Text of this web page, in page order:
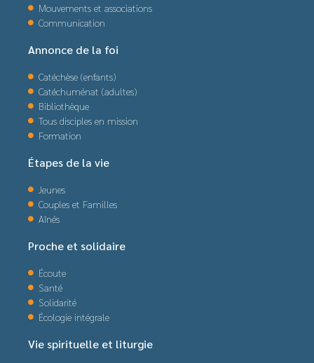
Mouvements et associations
Communication
Annonce de la foi
Catéchèse (enfants)
Catéchuménat (adultes)
Bibliothèque
Tous disciples en mission
Formation
Étapes de la vie
Jeunes
Couples et Familles
Aînés
Proche et solidaire
Écoute
Santé
Solidarité
Écologie intégrale
Vie spirituelle et liturgie